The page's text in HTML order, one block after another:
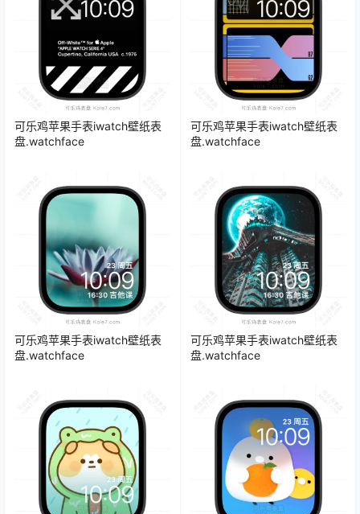
可乐鸡苹果手表iwatch壁纸表
盘.watchface
可乐鸡苹果手表iwatch壁纸表
盘.watchface
可乐鸡苹果手表iwatch壁纸表
盘.watchface
可乐鸡苹果手表iwatch壁纸表
盘.watchface